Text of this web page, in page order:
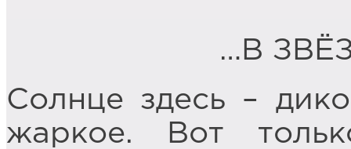
…В
Солнце здесь –
жаркое. Вот